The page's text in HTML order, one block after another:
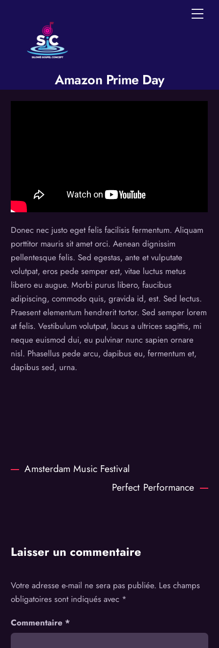
Amazon Prime Day
Donec nec justo eget felis facilisis fermentum. Aliquam
porttitor mauris sit amet orci. Aenean dignissim
pellentesque felis. Sed egestas, ante et vulputate
volutpat, eros pede semper est, vitae luctus metus
libero eu augue. Morbi purus libero, faucibus
adipiscing, commodo quis, gravida id, est. Sed lectus.
Praesent elementum hendrerit tortor. Sed semper lorem
at felis. Vestibulum volutpat, lacus a ultrices sagittis, mi
neque euismod dui, eu pulvinar nunc sapien ornare
nisl. Phasellus pede arcu, dapibus eu, fermentum et,
dapibus sed, urna.
Amsterdam Music Festival
Perfect Performance
Laisser un commentaire
Votre adresse e-mail ne sera pas publiée. Les champs
obligatoires sont indiqués avec *
Commentaire *